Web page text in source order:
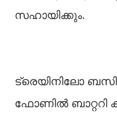
സഹായിക്കും.
ട്രെയിനിലോ
ഫോണിൽ ബാറ്ററി